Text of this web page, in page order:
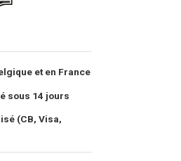
et en France
sous 14 jours
(CB, Visa,